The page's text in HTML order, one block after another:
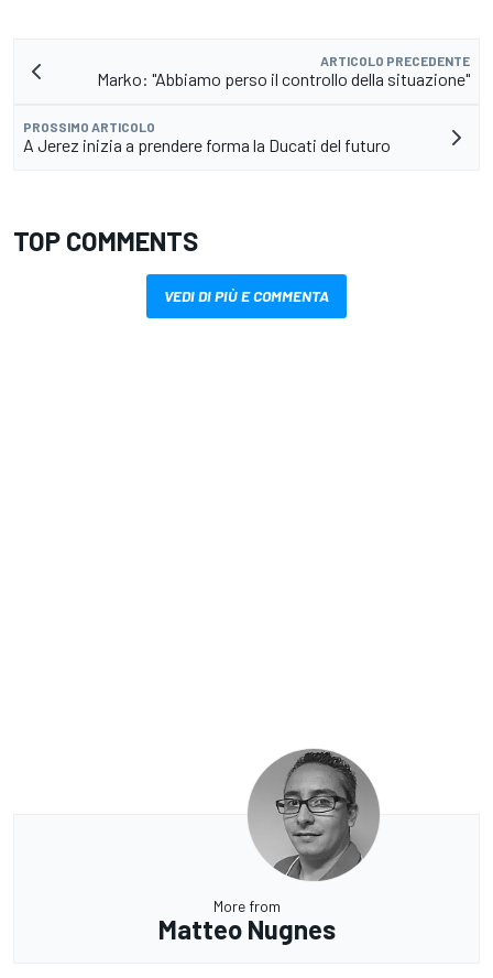
ARTICOLO PRECEDENTE
Marko: "Abbiamo perso il controllo della situazione"
PROSSIMO ARTICOLO
A Jerez inizia a prendere forma la Ducati del futuro
TOP COMMENTS
VEDI DI PIÙ E COMMENTA
More from
Matteo Nugnes